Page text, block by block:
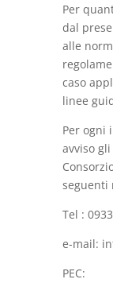
Per
dal
alle
caso
linee
Per ogni
avviso
seguenti
Tel :
e-mail:
PEC: